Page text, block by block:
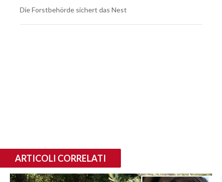
Die Forstbehörde sichert das Nest
ARTICOLI CORRELATI